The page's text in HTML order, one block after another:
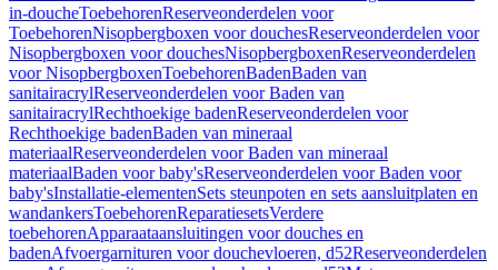
in-doucheToebehorenReserveonderdelen voor
ToebehorenNisopbergboxen voor douchesReserveonderdelen voor
Nisopbergboxen voor douchesNisopbergboxenReserveonderdelen
voor NisopbergboxenToebehorenBadenBaden van
sanitairacrylReserveonderdelen voor Baden van
sanitairacrylRechthoekige badenReserveonderdelen voor
Rechthoekige badenBaden van mineraal
materiaalReserveonderdelen voor Baden van mineraal
materiaalBaden voor baby'sReserveonderdelen voor Baden voor
baby'sInstallatie-elementenSets steunpoten en sets aansluitplaten en
wandankersToebehorenReparatiesetsVerdere
toebehorenApparaataansluitingen voor douches en
badenAfvoergarnituren voor douchevloeren, d52Reserveonderdelen